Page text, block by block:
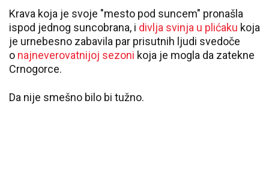
Krava koja je svoje "mesto pod suncem" pronašla
ispod jednog suncobrana, i divlja svinja u plićaku koja
je urnebesno zabavila par prisutnih ljudi svedoče
o najneverovatnijoj sezoni koja je mogla da zatekne
Crnogorce.
Da nije smešno bilo bi tužno.